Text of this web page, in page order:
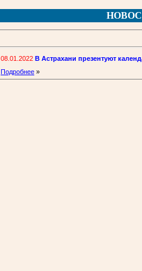
08.01.2022 В Астрахани презентуют
Подробнее »